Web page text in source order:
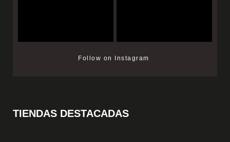
Follow on Instagram
TIENDAS DESTACADAS